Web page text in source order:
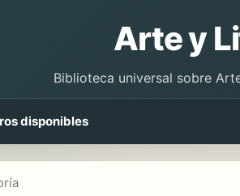
Arte y
Biblioteca universal sobre
disponibles